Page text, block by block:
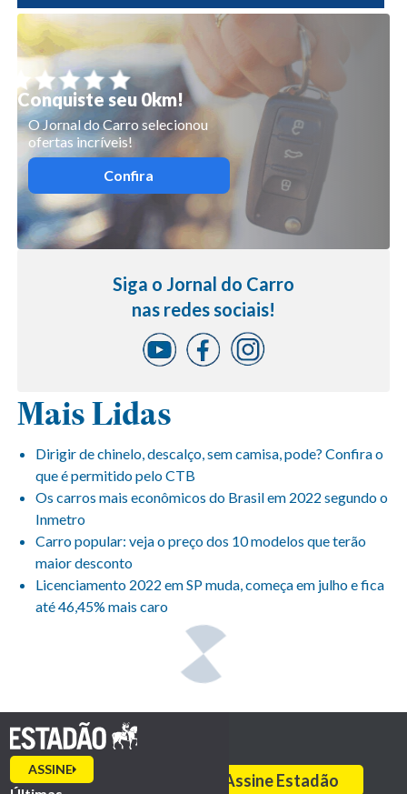
Conquiste seu 0km!
O Jornal do Carro selecionou
ofertas incríveis!
Confira
Siga o Jornal do Carro
nas redes sociais!
Mais Lidas
Dirigir de chinelo, descalço, sem camisa, pode? Confira o
que é permitido pelo CTB
Os carros mais econômicos do Brasil em 2022 segundo o
Inmetro
Carro popular: veja o preço dos 10 modelos que terão
maior desconto
Licenciamento 2022 em SP muda, começa em julho e fica
até 46,45% mais caro